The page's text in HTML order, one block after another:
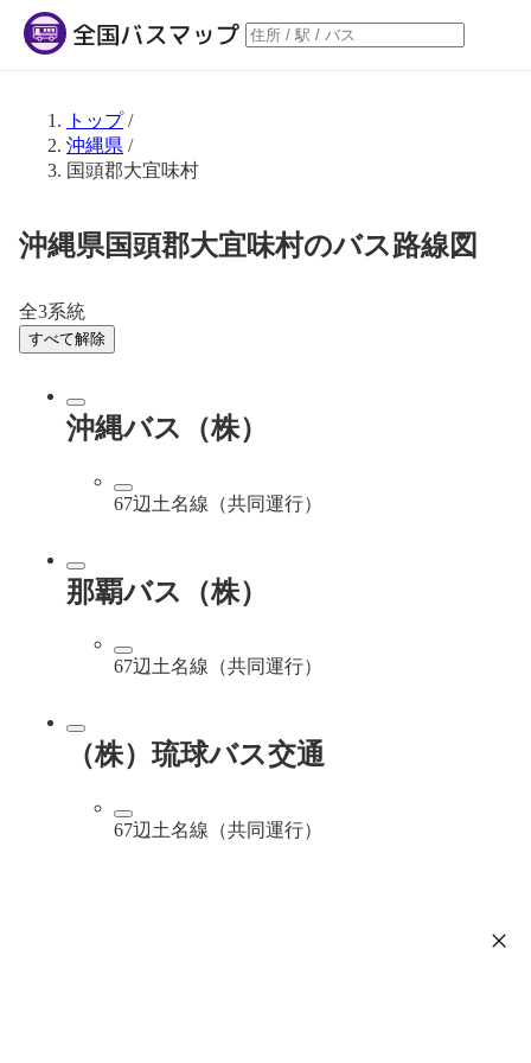
トップ/
沖縄県 /
国頭郡大宜味村
沖縄県国頭郡大宜味村のバス路線図
全3系統
すべて解除
沖縄バス（株）
67辺土名線（共同運行）
那覇バス（株）
67辺土名線（共同運行）
（株）琉球バス交通
67辺土名線（共同運行）